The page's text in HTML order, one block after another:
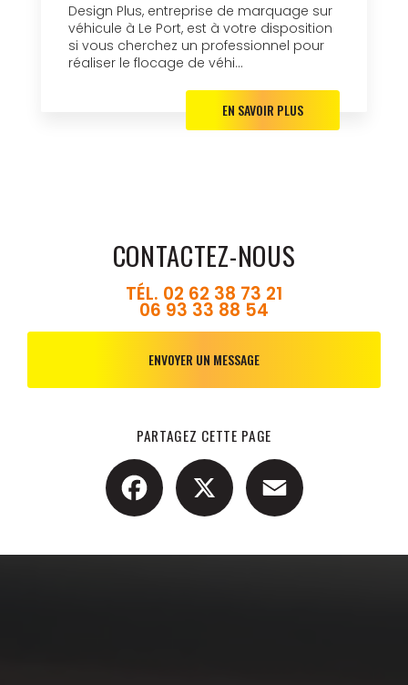
Design Plus, entreprise de marquage sur
véhicule à Le Port, est à votre disposition
si vous cherchez un professionnel pour
réaliser le flocage de véhi...
EN SAVOIR PLUS
CONTACTEZ-NOUS
TÉL. 02 62 38 73 21
06 93 33 88 54
ENVOYER UN MESSAGE
PARTAGEZ CETTE PAGE
Facebook